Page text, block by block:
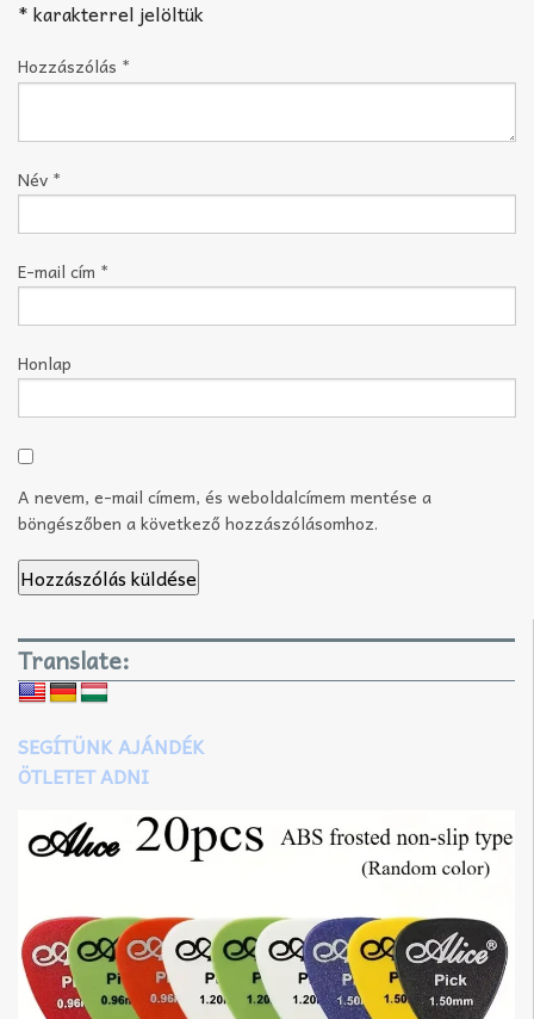
*karakterrel jelöltük
Hozzászólás *
Név *
E-mail cím *
Honlap
A nevem, e-mail címem, és weboldalcímem mentése a
böngészőben a következő hozzászólásomhoz.
Translate:
SEGÍTÜNK AJÁNDÉK
ÖTLETET ADNI